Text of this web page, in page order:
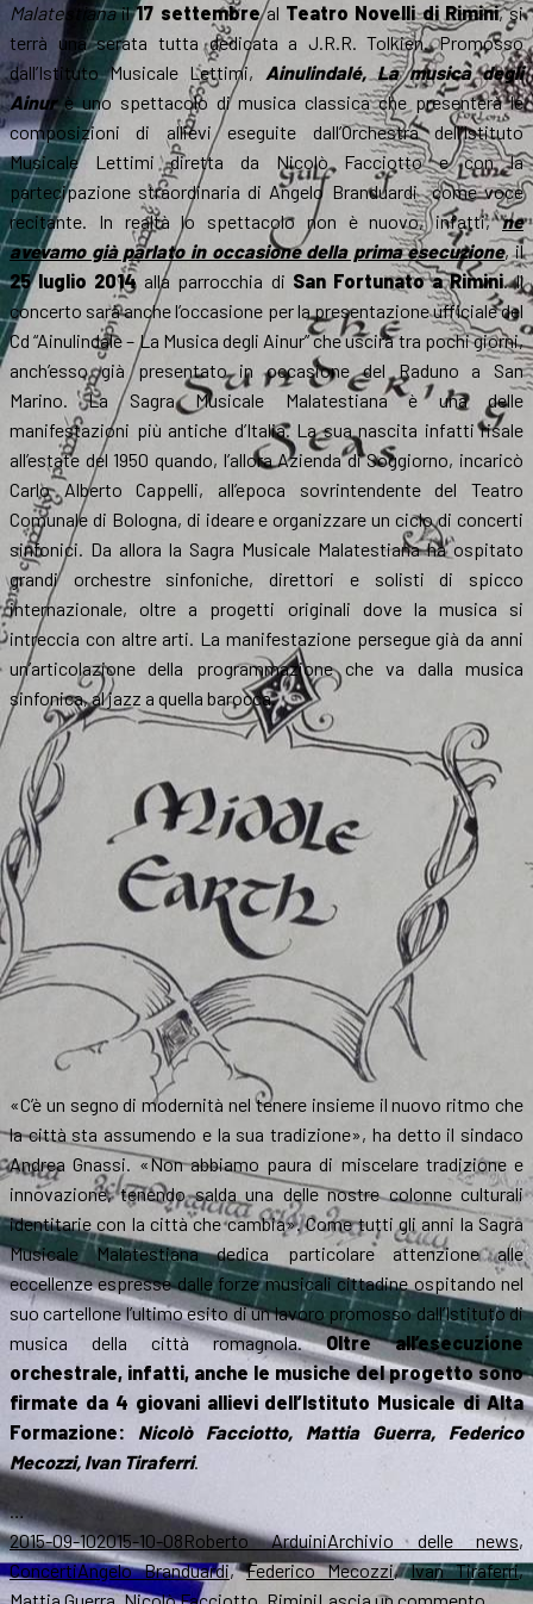
Malatestianail17 settembreal Teatro Novelli di Rimini, si
terrà una serata tutta dedicata a J.R.R. Tolkien. Promosso
dall’Istituto Musicale Lettimi, Ainulindalé, La musica degli
Ainurè uno spettacolo di musica classica che presenterà le
composizioni di allievi eseguite dall’Orchestra dell’Istituto
Musicale Lettimi diretta da Nicolò Facciotto e con la
partecipazione straordinaria di Angelo Branduardi come voce
recitante. In realtà lo spettacolo non è nuovo, infatti,ne
avevamo già parlato in occasione della prima esecuzione, il
25 luglio 2014 alla parrocchia di San Fortunato a Rimini. Il
concerto sarà anche l’occasione per la presentazione ufficiale del
Cd “Ainulindale – La Musica degli Ainur” che uscirà tra pochi giorni,
anch’esso già presentato in occasione del Raduno a San
Marino. La Sagra Musicale Malatestiana è una delle
manifestazioni più antiche d’Italia. La sua nascita infatti risale
all’estate del 1950 quando, l’allora Azienda di Soggiorno, incaricò
Carlo Alberto Cappelli, all’epoca sovrintendente del Teatro
Comunale di Bologna, di ideare e organizzare un ciclo di concerti
sinfonici. Da allora la Sagra Musicale Malatestiana ha ospitato
grandi orchestre sinfoniche, direttori e solisti di spicco
internazionale, oltre a progetti originali dove la musica si
intreccia con altre arti. La manifestazione persegue già da anni
un’articolazione della programmazione che va dalla musica
sinfonica, al jazz a quella barocca.
«C’è un segno di modernità nel tenere insieme il nuovo ritmo che
la città sta assumendo e la sua tradizione», ha detto il sindaco
Andrea Gnassi. «Non abbiamo paura di miscelare tradizione e
innovazione, tenendo salda una delle nostre colonne culturali
identitarie con la città che cambia». Come tutti gli anni la Sagra
Musicale Malatestiana dedica particolare attenzione alle
eccellenze espresse dalle forze musicali cittadine ospitando nel
suo cartellone l’ultimo esito di un lavoro promosso dall’Istituto di
musica della città romagnola.Oltre all’esecuzione
orchestrale, infatti, anche le musiche del progetto sono
firmate da 4 giovani allievi dell’Istituto Musicale di Alta
Formazione: Nicolò Facciotto, Mattia Guerra, Federico
Mecozzi, Ivan Tiraferri.
…
Scritto
il
2015-09-102015-10-08Autore
Roberto ArduiniCategorie
Archivio delle news,
ConcertiTag
Angelo Branduardi,Federico Mecozzi,Ivan Tiraferri,